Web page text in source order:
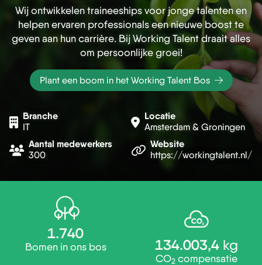
Wij ontwikkelen traineeships voor jonge talenten en
helpen ervaren professionals een nieuwe boost te
geven aan hun carrière. Bij Working Talent draait alles
om persoonlijke groei!
Plant een boom in het Working Talent Bos
Branche
IT
Locatie
Amsterdam & Groningen
Aantal medewerkers
300
Website
https://workingtalent.nl/
1.740
Bomen in ons bos 134.003,4 kg
CO2 compensatie